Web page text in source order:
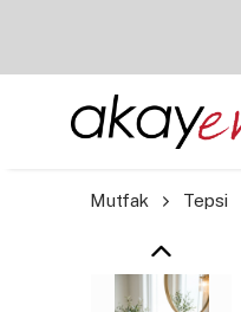
Mutfak Tepsi